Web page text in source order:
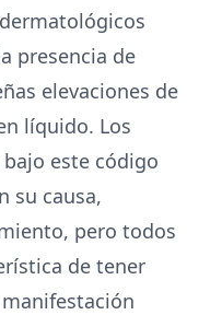
presencia de
elevaciones de
líquido. Los
este código
su causa,
pero todos
de tener